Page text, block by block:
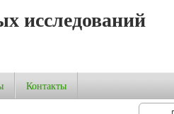
исследований
Контакты